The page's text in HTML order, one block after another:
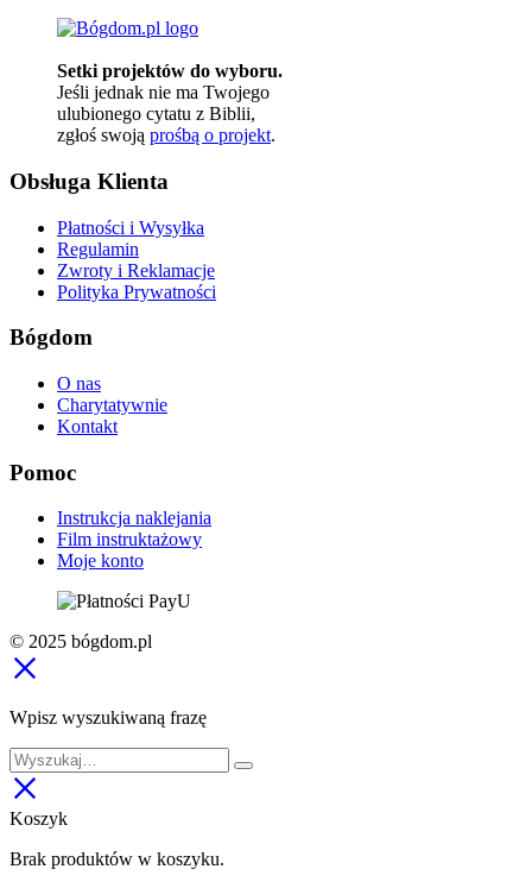
Setki projektów do wyboru.
Jeśli jednak nie ma Twojego
ulubionego cytatu z Biblii,
zgłoś swoją prośbą o projekt.
Obsługa Klienta
Płatności i Wysyłka
Regulamin
Zwroty i Reklamacje
Polityka Prywatności
Bógdom
O nas
Charytatywnie
Kontakt
Pomoc
Instrukcja naklejania
Film instruktażowy
Moje konto
© 2025 bógdom.pl
Wpisz wyszukiwaną frazę
Koszyk
Brak produktów w koszyku.